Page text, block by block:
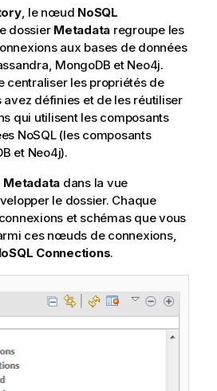
, le nœud NoSQL
dossier Metadata regroupe les
aux bases de données
MongoDB et Neo4j.
centraliser les propriétés de
définies et de les réutiliser
qui utilisent les composants
NoSQL (les composants
et Neo4j).
Metadata dans la vue
le dossier. Chaque
et schémas que vous
ces nœuds de connexions,
Connections.